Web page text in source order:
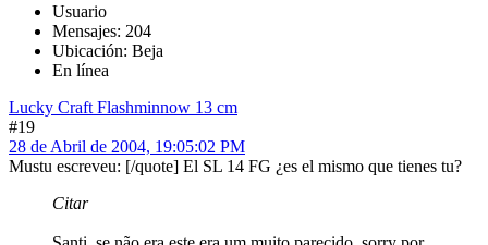
Usuario
Mensajes: 204
Ubicación: Beja
En línea
Lucky Craft Flashminnow 13 cm
#19
28 de Abril de 2004, 19:05:02 PM
Mustu escreveu: [/quote] El SL 14 FG ¿es el mismo que tienes tu?
Citar